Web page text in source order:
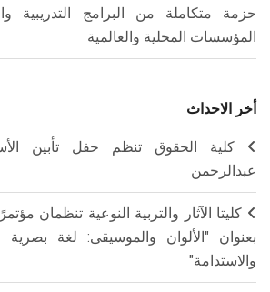
حزمة متكاملة من البرامج التدريبية
المؤسسات المحلية والعالمية
أخر الاحداث
كلية الحقوق تنظم حفل تأبين
عبدالرحمن
كليتا الآثار والتربية النوعية تنظمان
بعنوان "الألوان والموسيقى: لغة
والاستدامة"